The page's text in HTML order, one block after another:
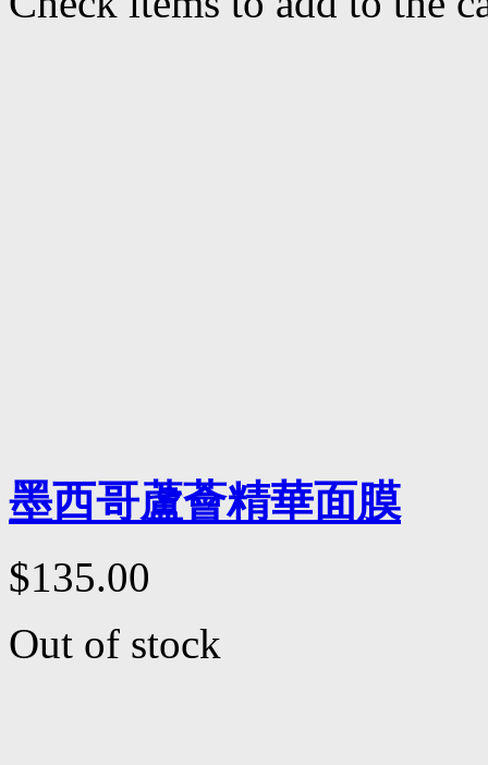
墨西哥蘆薈精華面膜
$135.00
Out of stock